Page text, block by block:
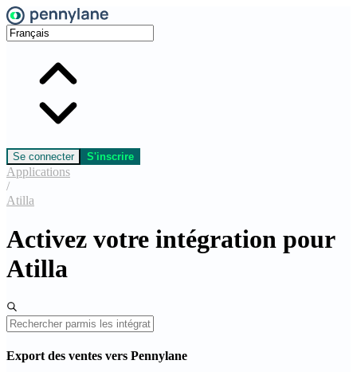
Se connecter S'inscrire
Applications
/
Atilla
Activez votre intégration pour
Atilla
Export des ventes vers Pennylane